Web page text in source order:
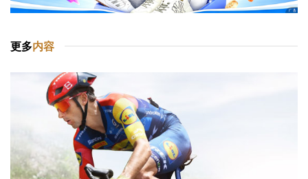
更多内容